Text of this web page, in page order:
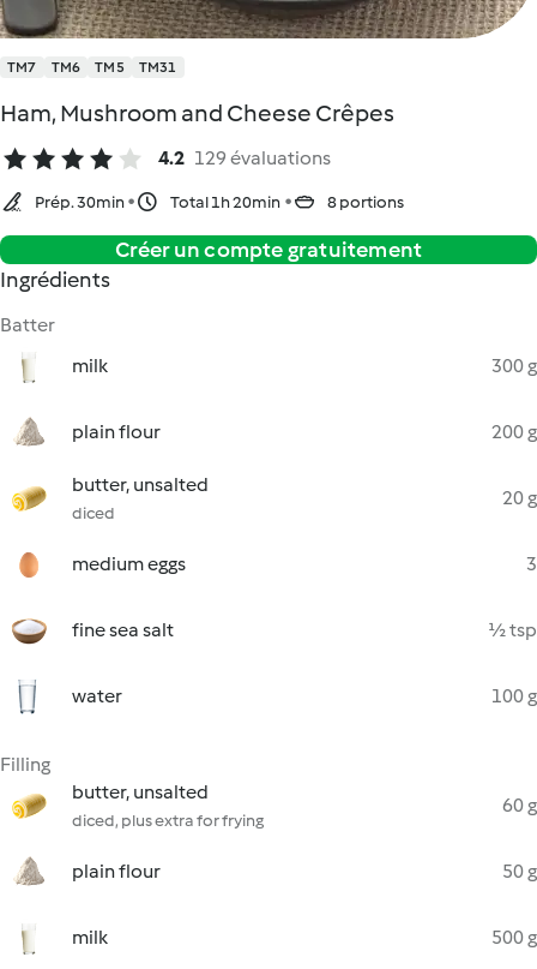
TM7 TM6 TM5 TM31
Ham, Mushroom and Cheese Crêpes
4.2 129 évaluations
Prép. 30min Total 1h 20min 8 portions
Créer un compte gratuitement
Ingrédients
Batter
milk
300 g
plain flour 200 g
butter, unsalted
diced
20 g
medium eggs 3
fine sea salt ½ tsp
water 100 g
Filling
butter, unsalted
diced, plus extra for frying
60 g
plain flour 50 g
milk 500 g